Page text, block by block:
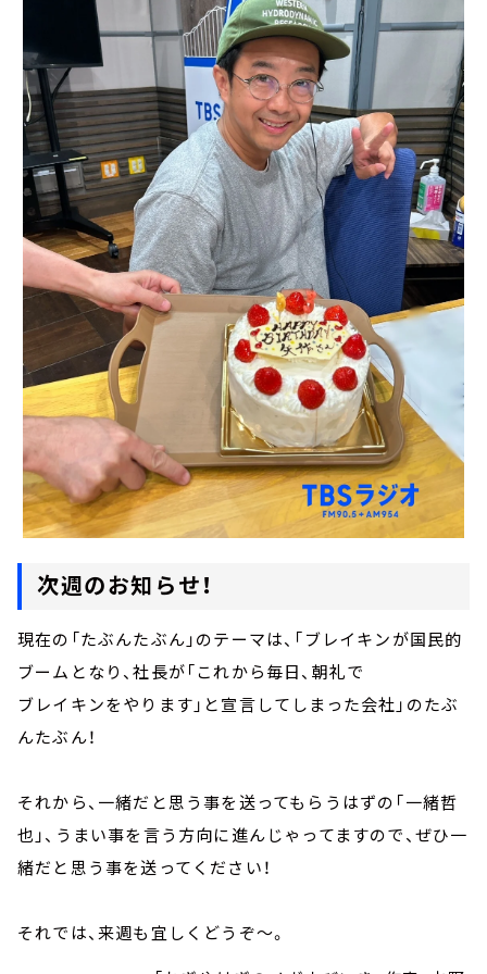
次週のお知らせ！
現在の「たぶんたぶん」のテーマは、「ブレイキンが国民的
ブームとなり、社長が「これから毎日、朝礼で
ブレイキンをやります」と宣言してしまった会社」のたぶ
んたぶん！
それから、一緒だと思う事を送ってもらうはずの「一緒哲
也」、うまい事を言う方向に進んじゃってますので、ぜひ一
緒だと思う事を送ってください！
それでは、来週も宜しくどうぞ～。